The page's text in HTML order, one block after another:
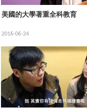
美國的大學著重全科教育
2016-06-24